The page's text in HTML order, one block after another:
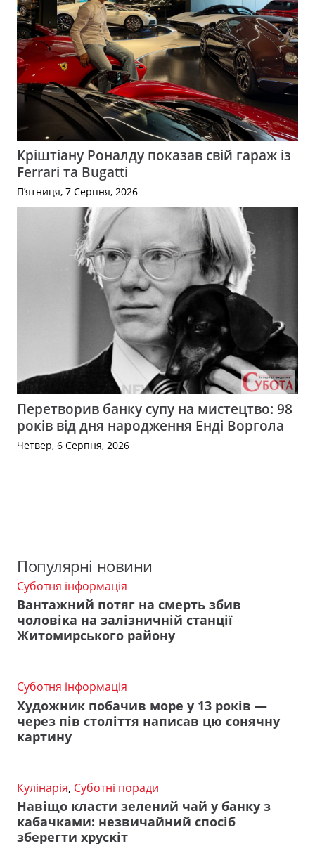
Кріштіану Роналду показав свій гараж із
Ferrari та Bugatti
П’ятниця, 7 Серпня, 2026
Перетворив банку супу на мистецтво: 98
років від дня народження Енді Воргола
Четвер, 6 Серпня, 2026
Популярні новини
Суботня інформація
Вантажний потяг на смерть збив
чоловіка на залізничній станції
Житомирського району
Суботня інформація
Художник побачив море у 13 років —
через пів століття написав цю сонячну
картину
Кулінарія, Суботні поради
Навіщо класти зелений чай у банку з
кабачками: незвичайний спосіб
зберегти хрускіт